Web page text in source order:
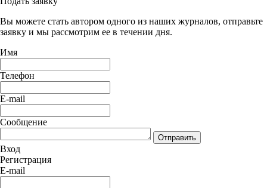
Вы можете стать автором одного из наших журналов, отправьте
заявку и мы рассмотрим ее в течении дня.
Имя
Телефон
E-mail
Сообщение
Отправить
Вход
Регистрация
E-mail